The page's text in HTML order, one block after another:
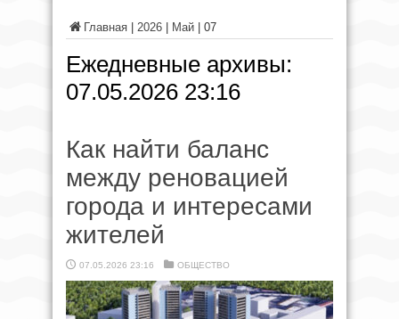
Главная 2026 Май 07
Ежедневные архивы:
07.05.2026 23:16
Как найти баланс
между реновацией
города и интересами
жителей
07.05.2026 23:16 ОБЩЕСТВО